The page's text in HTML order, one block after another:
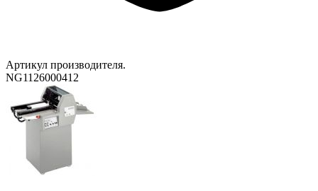
Артикул производителя.
NG1126000412